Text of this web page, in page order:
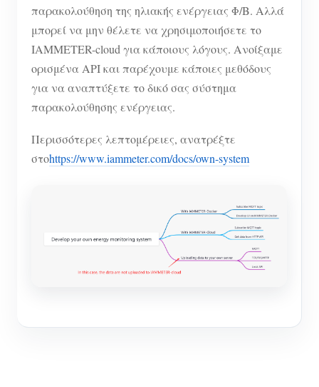
παρακολούθηση της ηλιακής ενέργειας Φ/Β. Αλλά
μπορεί να μην θέλετε να χρησιμοποιήσετε το
IAMMETER-cloud για κάποιους λόγους. Ανοίξαμε
ορισμένα API και παρέχουμε κάποιες μεθόδους
για να αναπτύξετε το δικό σας σύστημα
παρακολούθησης ενέργειας.
Περισσότερες λεπτομέρειες, ανατρέξτε
στοhttps://www.iammeter.com/docs/own-system